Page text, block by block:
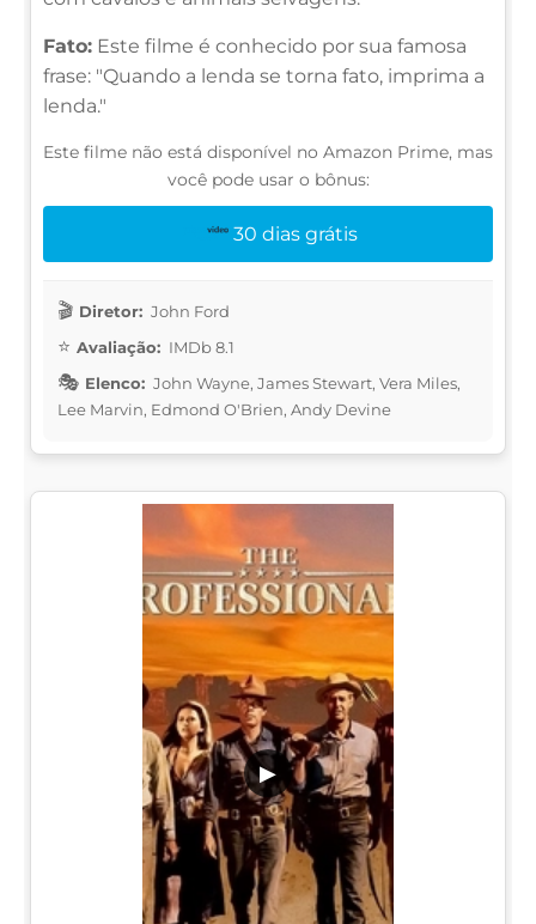
Fato: Este filme é conhecido por sua famosa
frase: "Quando a lenda se torna fato, imprima a
lenda."
Este filme não está disponível no Amazon Prime, mas
você pode usar o bônus:
30 dias grátis
Diretor: John Ford
Avaliação: IMDb 8.1
Elenco: John Wayne, James Stewart, Vera Miles,
Lee Marvin, Edmond O'Brien, Andy Devine
▶